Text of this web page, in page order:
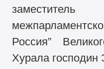
Россия”
Хурала господин